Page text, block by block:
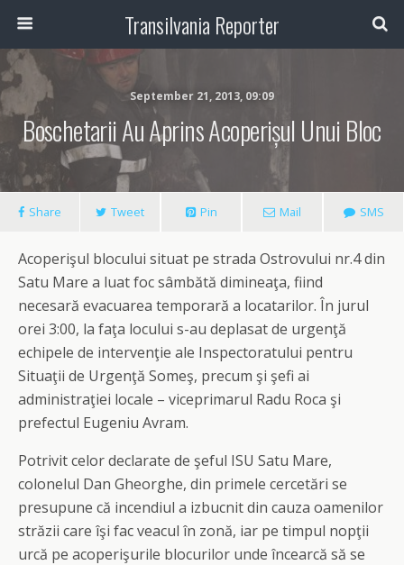
Transilvania Reporter
September 21, 2013, 09:09
Boschetarii Au Aprins Acoperișul Unui Bloc
Share Tweet Pin Mail SMS
Acoperişul blocului situat pe strada Ostrovului nr.4 din
Satu Mare a luat foc sâmbătă dimineaţa, fiind
necesară evacuarea temporară a locatarilor. În jurul
orei 3:00, la faţa locului s-au deplasat de urgenţă
echipele de intervenţie ale Inspectoratului pentru
Situaţii de Urgenţă Someş, precum şi şefi ai
administraţiei locale – viceprimarul Radu Roca şi
prefectul Eugeniu Avram.
Potrivit celor declarate de şeful ISU Satu Mare,
colonelul Dan Gheorghe, din primele cercetări se
presupune că incendiul a izbucnit din cauza oamenilor
străzii care îşi fac veacul în zonă, iar pe timpul nopţii
urcă pe acoperişurile blocurilor unde încearcă să se